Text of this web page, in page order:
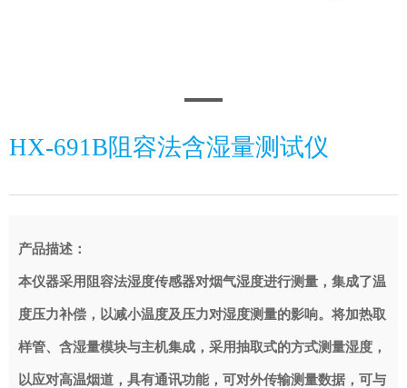
HX-691B阻容法含湿量测试仪
产品描述：
本仪器采用阻容法湿度传感器对烟气湿度进行测量，集成了温
度压力补偿，以减小温度及压力对湿度测量的影响。将加热取
样管、含湿量模块与主机集成，采用抽取式的方式测量湿度，
以应对高温烟道，具有通讯功能，可对外传输测量数据，可与